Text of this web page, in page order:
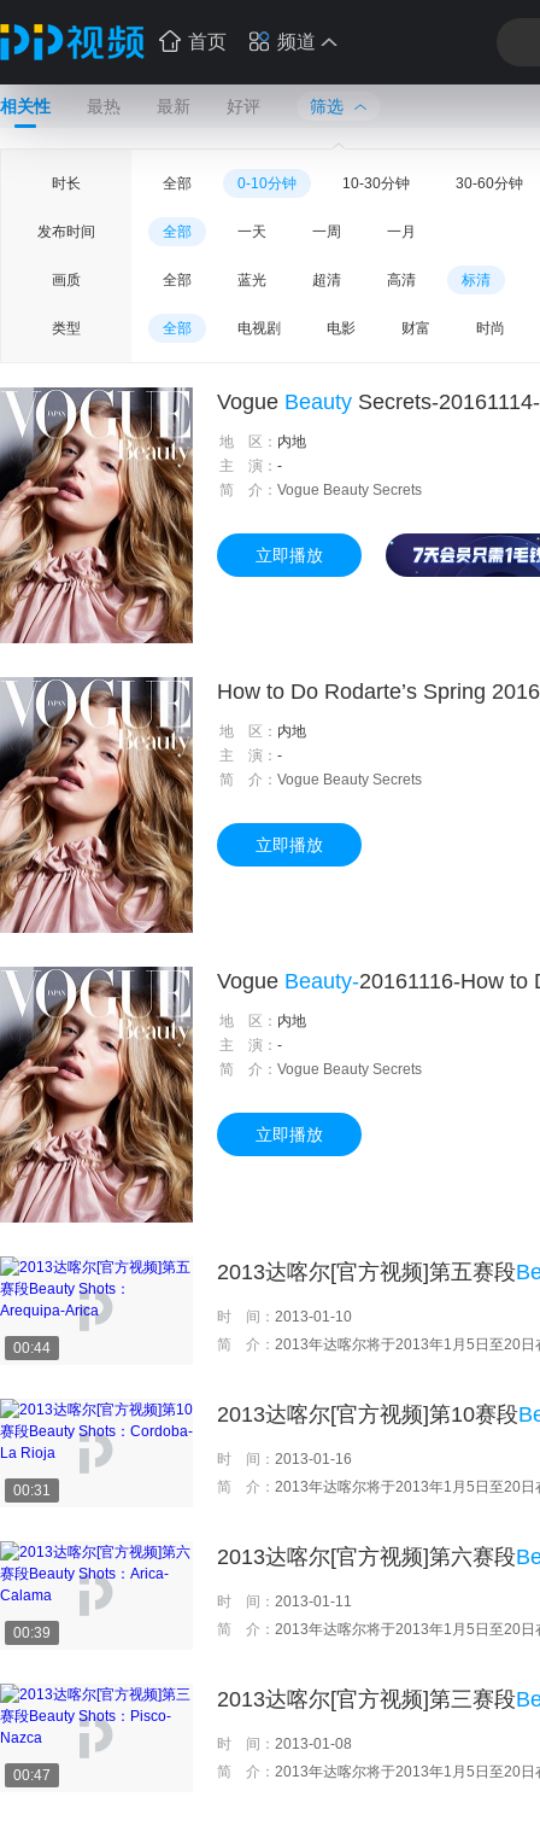
首页 频道
相关性 最热 最新 好评 筛选
时长 全部 0-10分钟 10-30分钟 30-60分钟
发布时间 全部 一天 一周 一月
画质 全部 蓝光 超清 高清 标清
类型 全部 电视剧 电影 财富 时尚
Vogue Beauty Secrets-20161114-
地 区： 内地
主 演： -
简 介： Vogue Beauty Secrets
立即播放
How to Do Rodarte’s Spring
地 区： 内地
主 演： -
简 介： Vogue Beauty Secrets
立即播放
Vogue Beauty-20161116-How to Draw the Perfect
地 区： 内地
主 演： -
简 介： Vogue Beauty Secrets
立即播放
00:44
2013达喀尔[官方视频]第五赛段
时 间： 2013-01-10
简 介： 2013年达喀尔将于2013年1月5日至20日在南美大陆精彩呈现。从秘鲁首都利马开始，跨越超
00:31
2013达喀尔[官方视频]第10赛段
时 间： 2013-01-16
简 介： 2013年达喀尔将于2013年1月5日至20日在南美大陆精彩呈现。从秘鲁首都利马开始，跨越超
00:39
2013达喀尔[官方视频]第六赛段
时 间： 2013-01-11
简 介： 2013年达喀尔将于2013年1月5日至20日在南美大陆精彩呈现。从秘鲁首都利马开始，跨越超
00:47
2013达喀尔[官方视频]第三赛段
时 间： 2013-01-08
简 介： 2013年达喀尔将于2013年1月5日至20日在南美大陆精彩呈现。从秘鲁首都利马开始，跨越超